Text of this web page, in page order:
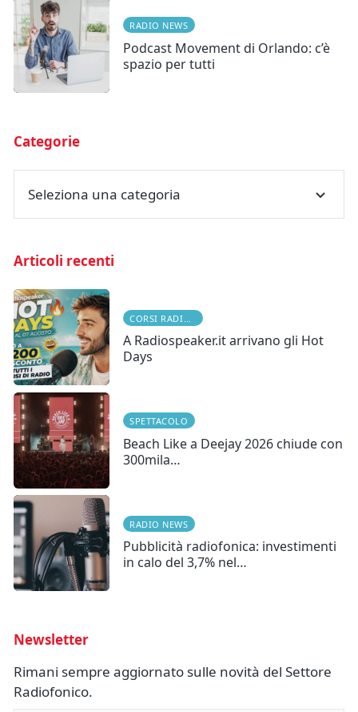
RADIO NEWS
Podcast Movement di Orlando: c’è
spazio per tutti
Categorie
Seleziona una categoria
Articoli recenti
A Radiospeaker.it arrivano gli Hot
Days
SPETTACOLO
Beach Like a Deejay 2026 chiude con
300mila…
RADIO NEWS
Pubblicità radiofonica: investimenti
in calo del 3,7% nel…
Newsletter
Rimani sempre aggiornato sulle novità del Settore
Radiofonico.